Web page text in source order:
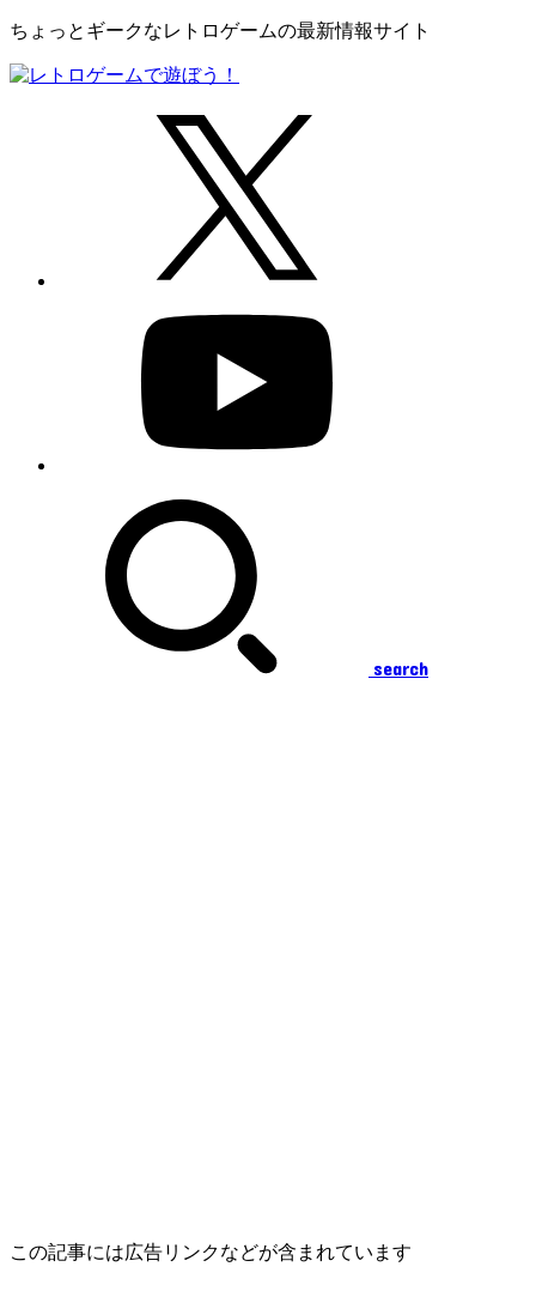
ちょっとギークなレトロゲームの最新情報サイト
search
この記事には広告リンクなどが含まれています